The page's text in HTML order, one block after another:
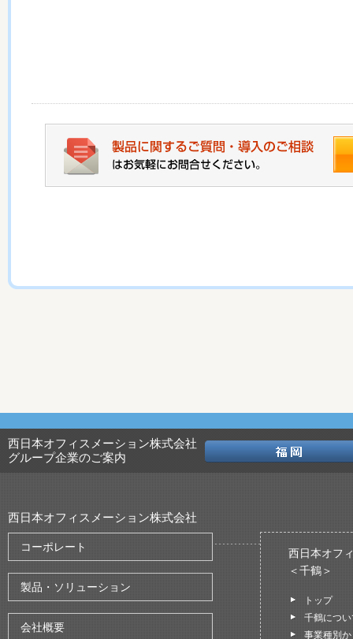
西日本オフィスメーション株式会社
グループ企業のご案内
西日本オフィスメーション株式会社
コーポレート
製品・ソリューション
会社概要
西日本オフ
＜千鶴＞
トップ
千鶴につ
事業種別